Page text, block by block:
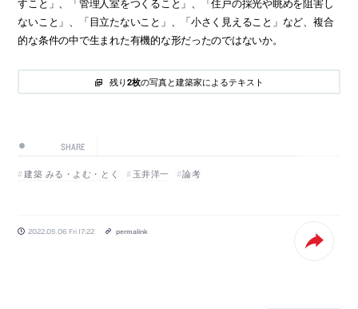
ないこと」、「目立たないこと」、「小さく見えること」など、複合
的な条件の中で生まれた有機的な形だったのではないか。
残り2枚の写真と建築家によるテキスト
SHARE
建築 みる・よむ・とく 玉井洋一 論考
2022.05.06 Fri 17:22 permalink